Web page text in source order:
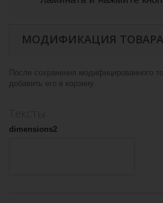
МОДИФИКАЦИЯ ТОВАРА
После сохранения модифицированного
добавить его в корзину.
dimensions2